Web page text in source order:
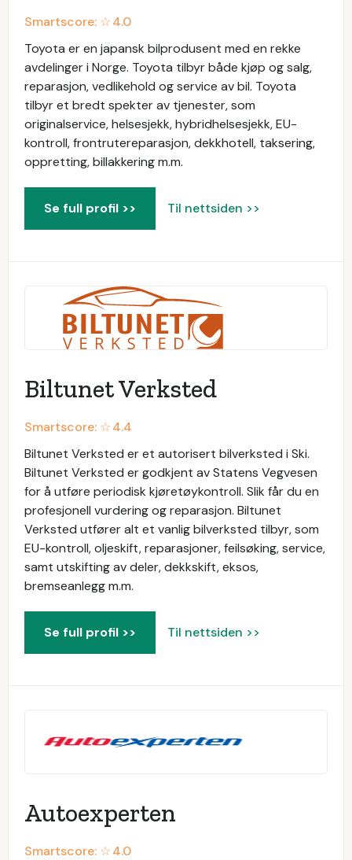
Smartscore: ☆4.0
Toyota er en japansk bilprodusent med en rekke
avdelinger i Norge. Toyota tilbyr både kjøp og salg,
reparasjon, vedlikehold og service av bil. Toyota
tilbyr et bredt spekter av tjenester, som
originalservice, helsesjekk, hybridhelsesjekk, EU-
kontroll, frontrutereparasjon, dekkhotell, taksering,
oppretting, billakkering m.m.
Se full profil >> Til nettsiden >>
Biltunet Verksted
Smartscore: ☆4.4
Biltunet Verksted er et autorisert bilverksted i Ski.
Biltunet Verksted er godkjent av Statens Vegvesen
for å utføre periodisk kjøretøykontroll. Slik får du en
profesjonell vurdering og reparasjon. Biltunet
Verksted utfører alt et vanlig bilverksted tilbyr, som
EU-kontroll, oljeskift, reparasjoner, feilsøking, service,
samt utskifting av deler, dekkskift, eksos,
bremseanlegg m.m.
Se full profil >> Til nettsiden >>
Autoexperten
Smartscore: ☆4.0